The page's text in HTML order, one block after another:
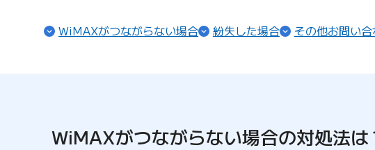
WiMAXがつながらない場合 紛失した場合 その他お問い
WiMAXがつながらない場合の対処法は